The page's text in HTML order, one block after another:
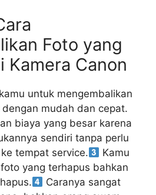
Foto yang
Kamera Canon
untuk mengembalikan
mudah dan cepat.
biaya yang besar karena
sendiri tanpa perlu
tempat service.
Kamu
yang terhapus bahkan
Caranya sangat